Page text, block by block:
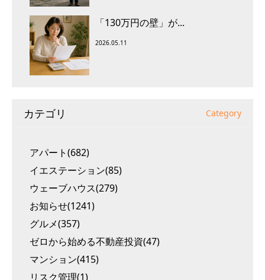
「130万円の壁」が...
2026.05.11
カテゴリ Category
アパート(682)
イエステーション(85)
ウェーブハウス(279)
お知らせ(1241)
グルメ(357)
ゼロから始める不動産投資(47)
マンション(415)
リスク管理(1)